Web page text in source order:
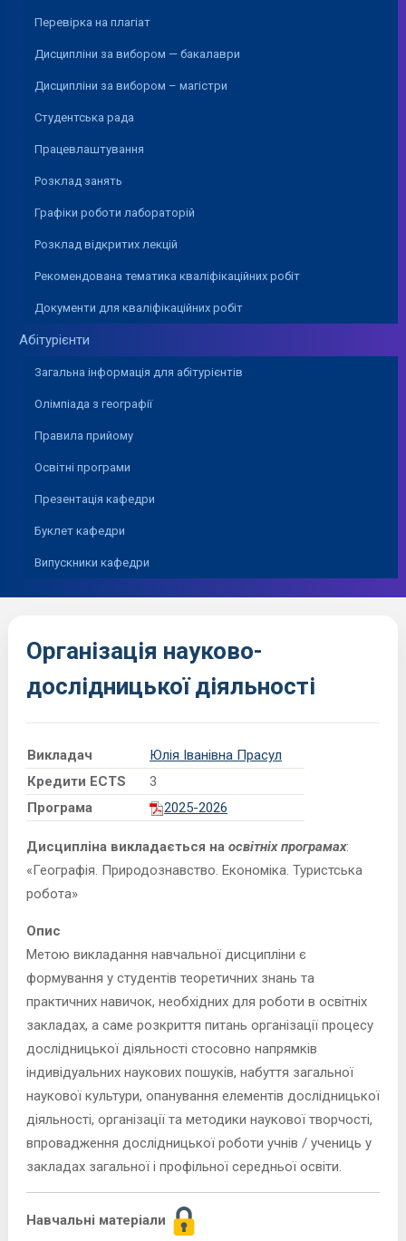
Перевірка на плагіат
Дисципліни за вибором — бакалаври
Дисципліни за вибором – магістри
Студентська рада
Працевлаштування
Розклад занять
Графіки роботи лабораторій
Розклад відкритих лекцій
Рекомендована тематика кваліфікаційних робіт
Документи для кваліфікаційних робіт
Абітурієнти
Загальна інформація для абітурієнтів
Олімпіада з географії
Правила прийому
Освітні програми
Презентація кафедри
Буклет кафедри
Випускники кафедри
Організація науково-
дослідницької діяльності
Викладач
Юлія Іванівна Прасул
Кредити ECTS
3
Програма
2025-2026
Дисципліна викладається на освітніх програмах:
«Географія. Природознавство. Економіка. Туристська
робота»
Опис
Метою викладання навчальної дисципліни є
формування у студентів теоретичних знань та
практичних навичок, необхідних для роботи в освітніх
закладах, а саме розкриття питань організації процесу
дослідницької діяльності стосовно напрямків
індивідуальних наукових пошуків, набуття загальної
наукової культури, опанування елементів дослідницької
діяльності, організації та методики наукової творчості,
впровадження дослідницької роботи учнів / учениць у
закладах загальної і профільної середньої освіти.
Навчальні матеріали